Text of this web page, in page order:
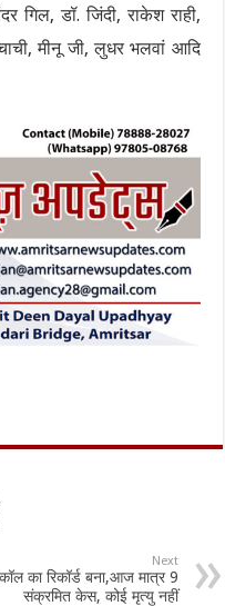
गिल, डॉ. जिंदी, राकेश राही,
मीनू जी, लुधर भलवां आदि
Next
कॉल का रिकॉर्ड बना,आज मात्र 9
संक्रमित केस, कोई मृत्यु नहीं